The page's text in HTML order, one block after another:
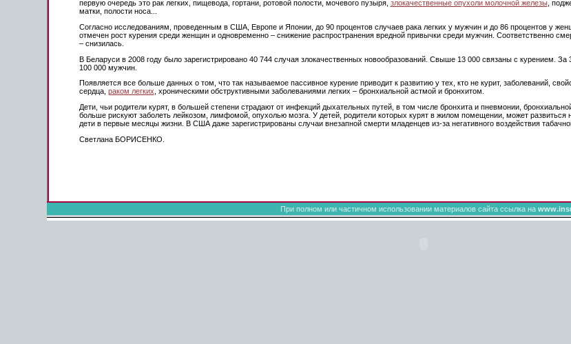
первую очередь это рак легких, пищевода, гортани, ротовой полости, мочевого пузыря, злокачественные опухоли молочной железы,
матки, полости носа...
Согласно исследованиям, проведенным в США, Европе и Японии, до 90 процентов случаев рака легких у мужчин и до 86 процентов у
отмечен рост курения среди женщин и одновременно – снижение распространения вредной привычки среди мужчин. Соответственно
– снизилась.
В Беларуси в 2008 году было зарегистрировано 40 744 случая злокачественных новообразований. Свыше 13 000 связаны с курением.
100 000 мужчин.
Появляется все больше данных о том, что так называемое пассивное курение приводит к развитию у тех, кто не курит, заболеваний,
сердца, раком легких , хроническими обструктивными заболеваниями легких – бронхиальной астмой и бронхитом.
Дети, чьи родители курят, в большей степени страдают от инфекций дыхательных путей, в том числе бронхита и пневмонии,
больше рискуют заболеть лейкозом, лимфомой, опухолью мозга. У детей, родители которых курят в жилом помещении, может
дети в первые месяцы жизни. В США даже зарегистрированы случаи внезапной смерти младенцев из-за негативного воздействия
Светлана БОРИСЕНКО.
При полном или частичном использовании материалов сайта ссылка на